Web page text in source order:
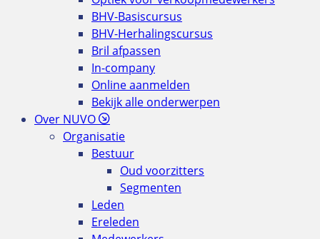
BHV-Basiscursus
BHV-Herhalingscursus
Bril afpassen
In-company
Online aanmelden
Bekijk alle onderwerpen
Over NUVO
Organisatie
Bestuur
Oud voorzitters
Segmenten
Leden
Ereleden